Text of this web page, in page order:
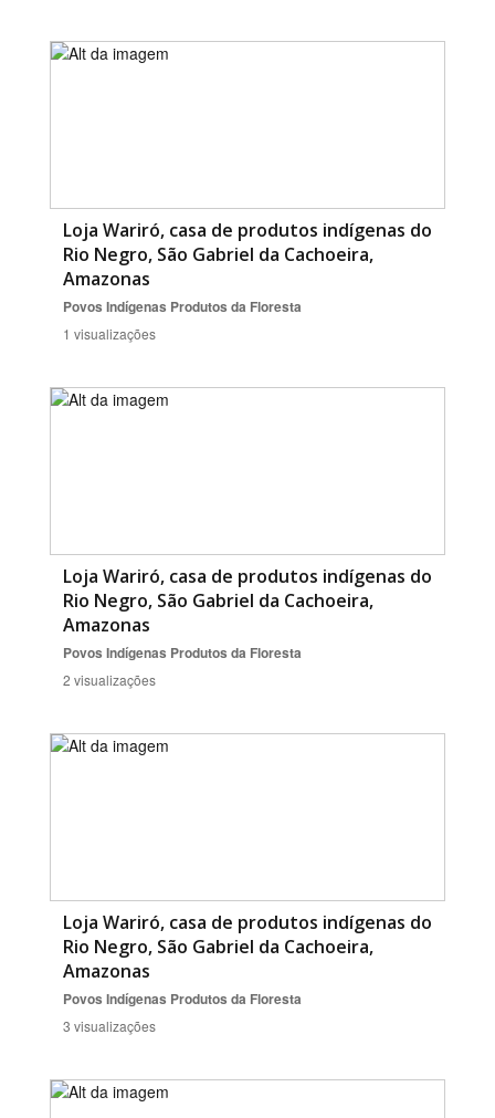
Loja Wariró, casa de produtos indígenas do
Rio Negro, São Gabriel da Cachoeira,
Amazonas
Povos Indígenas Produtos da Floresta
1 visualizações
Loja Wariró, casa de produtos indígenas do
Rio Negro, São Gabriel da Cachoeira,
Amazonas
Povos Indígenas Produtos da Floresta
2 visualizações
Loja Wariró, casa de produtos indígenas do
Rio Negro, São Gabriel da Cachoeira,
Amazonas
Povos Indígenas Produtos da Floresta
3 visualizações